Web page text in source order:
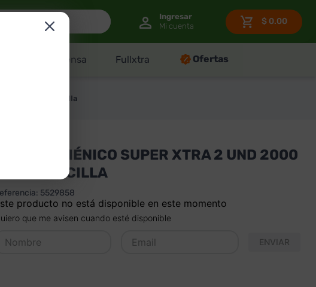
$ 0.00
Despensa Fullxtra Ofertas
2000 Hoja Sencilla
PAPEL HIGIÉNICO SUPER XTRA 2 UND 2000
HOJA SENCILLA
: 5529858
producto no está disponible en este momento
que me avisen cuando esté disponible
ENVIAR